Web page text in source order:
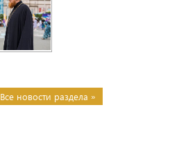
Все новости раздела »